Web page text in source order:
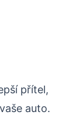
přítel,
auto.